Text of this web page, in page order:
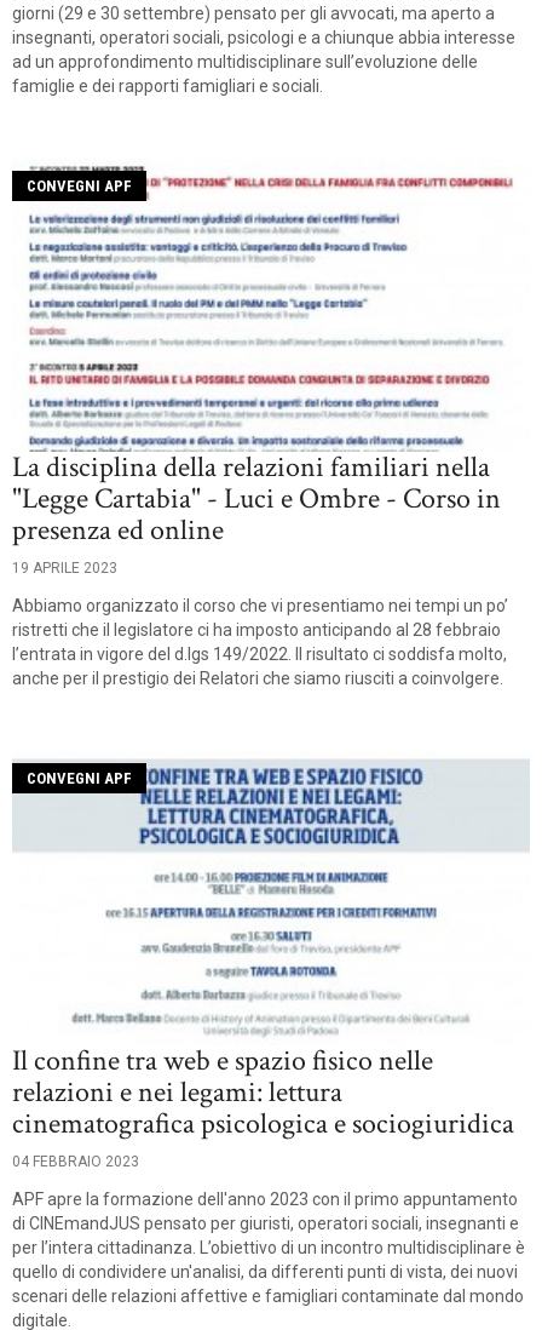
giorni (29 e 30 settembre) pensato per gli avvocati, ma aperto a
insegnanti, operatori sociali, psicologi e a chiunque abbia interesse
ad un approfondimento multidisciplinare sull’evoluzione delle
famiglie e dei rapporti famigliari e sociali.
CONVEGNI APF
La disciplina della relazioni familiari nella
"Legge Cartabia" - Luci e Ombre - Corso in
presenza ed online
19 APRILE 2023
Abbiamo organizzato il corso che vi presentiamo nei tempi un po’
ristretti che il legislatore ci ha imposto anticipando al 28 febbraio
l’entrata in vigore del d.lgs 149/2022. Il risultato ci soddisfa molto,
anche per il prestigio dei Relatori che siamo riusciti a coinvolgere.
CONVEGNI APF
Il confine tra web e spazio fisico nelle
relazioni e nei legami: lettura
cinematografica psicologica e sociogiuridica
04 FEBBRAIO 2023
APF apre la formazione dell'anno 2023 con il primo appuntamento
di CINEmandJUS pensato per giuristi, operatori sociali, insegnanti e
per l’intera cittadinanza. L’obiettivo di un incontro multidisciplinare è
quello di condividere un'analisi, da differenti punti di vista, dei nuovi
scenari delle relazioni affettive e famigliari contaminate dal mondo
digitale.